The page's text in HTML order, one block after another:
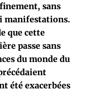
sans
manifestations.
que cette
passe sans
du monde du
été exacerbées